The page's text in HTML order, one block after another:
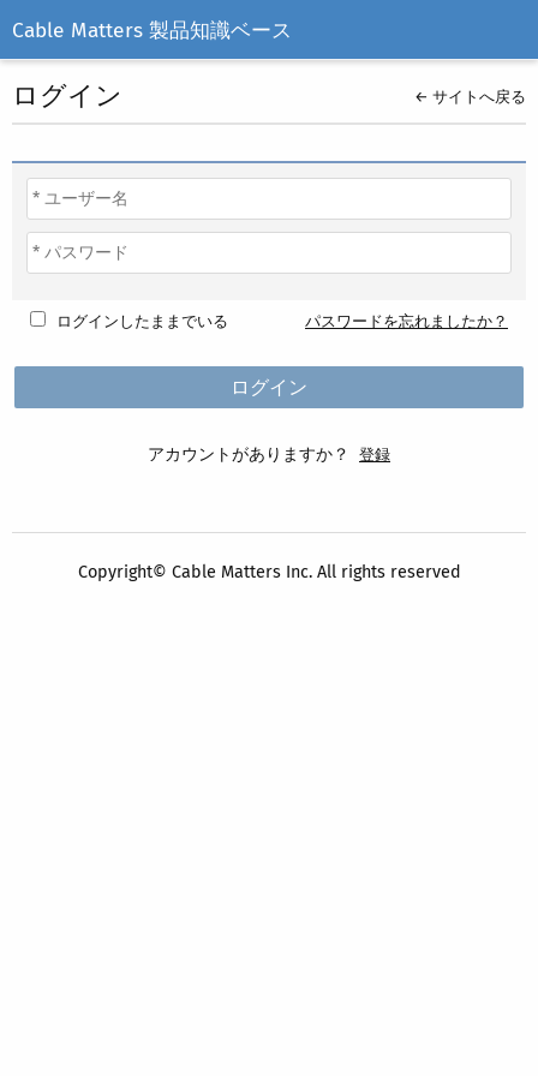
Cable Matters 製品知識ベース
ログイン ← サイトへ戻る
ログインしたままでいる パスワードを忘れましたか？
アカウントがありますか？ 登録
Copyright© Cable Matters Inc. All rights reserved